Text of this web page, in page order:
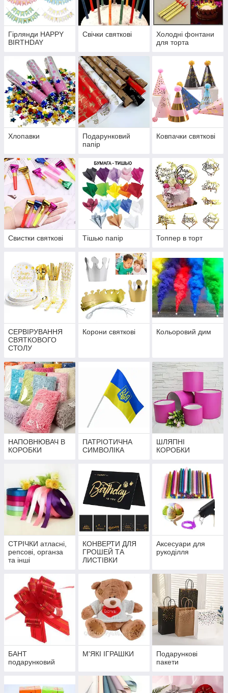
Гірлянди HAPPY
BIRTHDAY
Свічки святкові
Холодні фонтани
для торта
Хлопавки
Подарунковий
папір
Ковпачки святкові
Свистки святкові Тішью папір Топпер в торт
СЕРВІРУВАННЯ
СВЯТКОВОГО
СТОЛУ
Корони святкові Кольоровий дим
НАПОВНЮВАЧ В
КОРОБКИ
ПАТРІОТИЧНА
СИМВОЛІКА
ШЛЯПНІ
КОРОБКИ
СТРІЧКИ атласні,
репсові, органза
та інші
КОНВЕРТИ ДЛЯ
ГРОШЕЙ ТА
ЛИСТІВКИ
Аксесуари для
рукоділля
БАНТ
подарунковий
М'ЯКІ ІГРАШКИ
Подарункові
пакети